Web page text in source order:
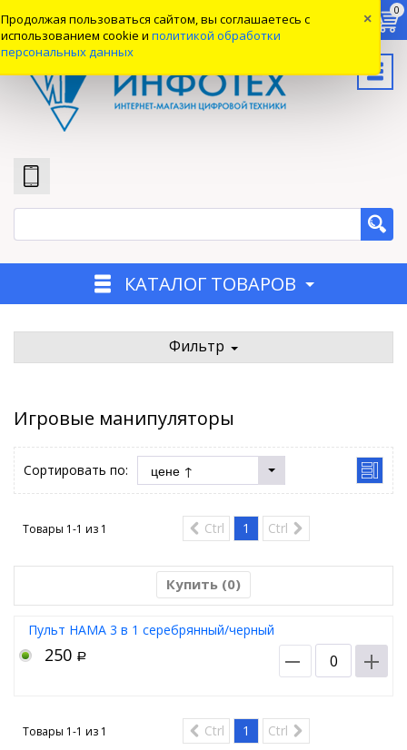
Продолжая пользоваться сайтом, вы соглашаетесь с
использованием cookie и политикой обработки
персональных данных
×
Вход
0
КАТАЛОГ ТОВАРОВ
Фильтр
Игровые манипуляторы
Сортировать по:
Товары 1-1 из 1 Ctrl 1 Ctrl
Купить (0)
Пульт HAMA 3 в 1 серебрянный/черный
250 Р
Товары 1-1 из 1 Ctrl 1 Ctrl